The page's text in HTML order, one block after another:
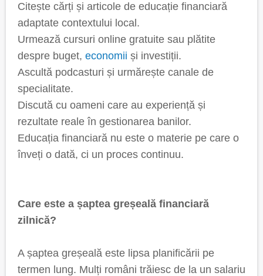
Citește cărți și articole de educație financiară
adaptate contextului local.
Urmează cursuri online gratuite sau plătite
despre buget, economii și investiții.
Ascultă podcasturi și urmărește canale de
specialitate.
Discută cu oameni care au experiență și
rezultate reale în gestionarea banilor.
Educația financiară nu este o materie pe care o
înveți o dată, ci un proces continuu.
Care este a șaptea greșeală financiară
zilnică?
A șaptea greșeală este lipsa planificării pe
termen lung. Mulți români trăiesc de la un salariu